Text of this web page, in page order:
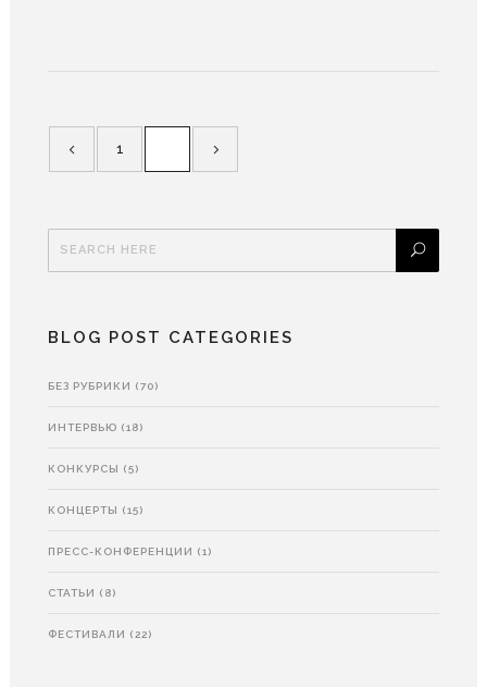
1
BLOG POST CATEGORIES
БЕЗ РУБРИКИ (70)
ИНТЕРВЬЮ (18)
КОНКУРСЫ (5)
КОНЦЕРТЫ (15)
ПРЕСС-КОНФЕРЕНЦИИ (1)
СТАТЬИ (8)
ФЕСТИВАЛИ (22)